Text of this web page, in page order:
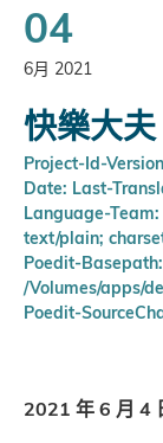
04
6月 2021
快樂大
Project-Id-
Date: Last-
Language-
text/plain;
Poedit-Basepath:
/Volumes/apps/
Poedit-
2021 年 6 月 4